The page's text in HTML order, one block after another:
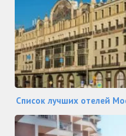
Список лучших отелей